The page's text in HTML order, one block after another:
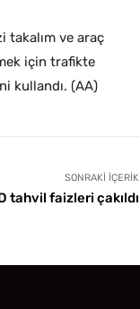
takalım ve araç
için trafikte
kullandı. (AA)
SONRAKI İÇERIK
tahvil faizleri çakıldı